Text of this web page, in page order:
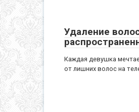
Удаление
Каждая девушка
от лишних волос на